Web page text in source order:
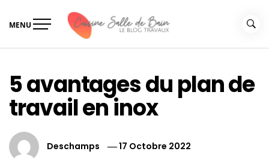
MENU
5 avantages du plan de
travail en inox
Deschamps
17 Octobre 2022